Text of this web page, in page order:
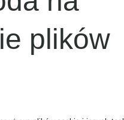
Nike
plików